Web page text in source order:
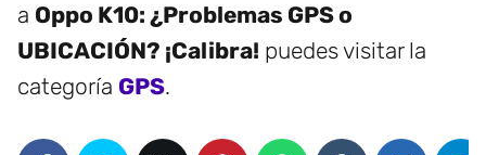
a Oppo K10: ¿Problemas GPS o
UBICACIÓN? ¡Calibra! puedes visitar la
categoría GPS.